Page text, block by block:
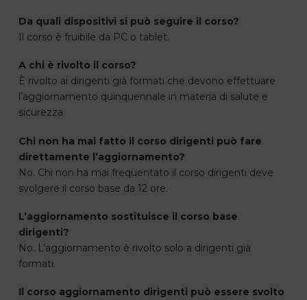
Da quali dispositivi si può seguire il corso?
Il corso è fruibile da PC o tablet.
A chi è rivolto il corso?
È rivolto ai dirigenti già formati che devono effettuare
l’aggiornamento quinquennale in materia di salute e
sicurezza.
Chi non ha mai fatto il corso dirigenti può fare
direttamente l’aggiornamento?
No. Chi non ha mai frequentato il corso dirigenti deve
svolgere il corso base da 12 ore.
L’aggiornamento sostituisce il corso base
dirigenti?
No. L’aggiornamento è rivolto solo a dirigenti già
formati.
Il corso aggiornamento dirigenti può essere svolto